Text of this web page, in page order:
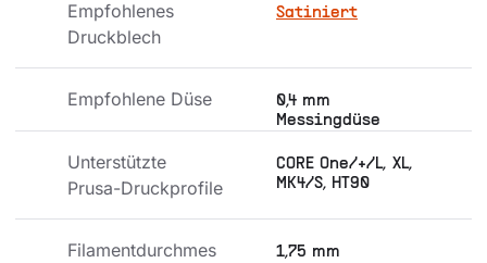
Empfohlenes
Druckblech
Satiniert
Empfohlene Düse
0,4 mm
Messingdüse
Unterstützte
Prusa-Druckprofile
CORE One/+/L, XL,
MK4/S, HT90
Filamentdurchmes
1,75 mm